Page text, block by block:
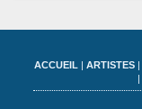
ACCUEIL | ARTISTES|
|